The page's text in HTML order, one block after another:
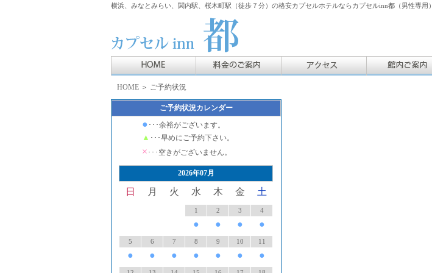
横浜、みなとみらい、関内駅、桜木町駅（徒歩７分）の格安カプセルホテルならカプセルinn都（男性専用）
HOME ＞ ご予約状況
ご予約状況カレンダー
● ･･･余裕がございます。
▲ ･･･早めにご予約下さい。
× ･･･空きがございません。
2026年07月
日 月 火 水 木 金 土
1
●
2
●
3
●
4
●
5
●
6
●
7
●
8
●
9
●
10
●
11
●